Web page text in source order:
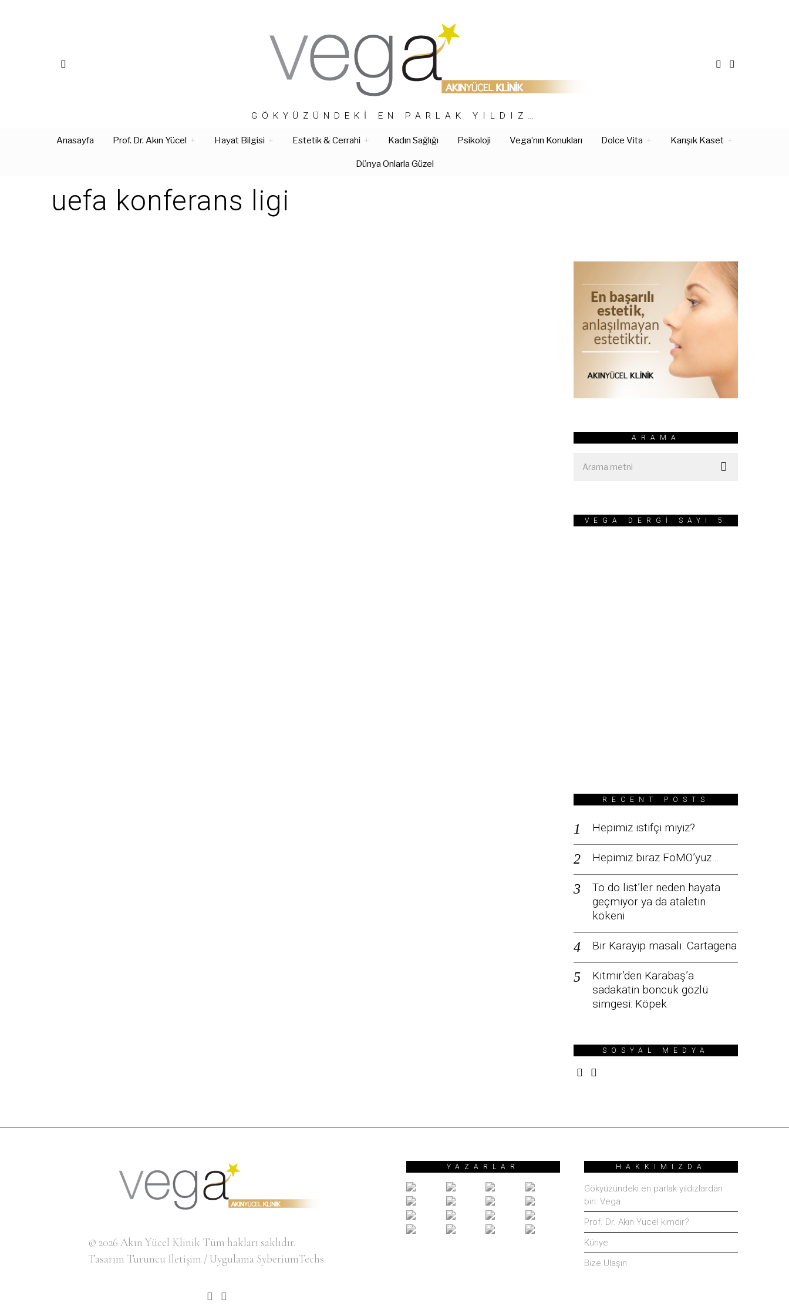
GÖKYÜZÜNDEKI EN PARLAK YILDIZ…
Anasayfa Prof. Dr. Akın Yücel Hayat Bilgisi Estetik & Cerrahi Kadın Sağlığı Psikoloji Vega’nın Konukları Dolce Vita Karışık Kaset
Dünya Onlarla Güzel
uefa konferans ligi
ARAMA
VEGA DERGİ SAYI 5
RECENT POSTS
Hepimiz istifçi miyiz?
Hepimiz biraz FoMO’yuz…
To do list’ler neden hayata
geçmiyor ya da ataletin
kökeni
Bir Karayip masalı: Cartagena
Kıtmir’den Karabaş’a
sadakatin boncuk gözlü
simgesi: Köpek
SOSYAL MEDYA
© 2026 Akın Yücel Klinik Tüm hakları saklıdır.
Tasarım Turuncu İletişim / Uygulama SyberiumTechs
YAZARLAR HAKKIMIZDA
Gökyüzündeki en parlak yıldızlardan
biri: Vega
Prof. Dr. Akın Yücel kimdir?
Künye
Bize Ulaşın